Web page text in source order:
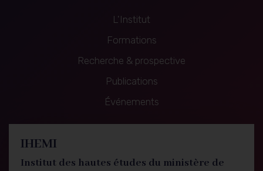
Formations
L'Institut
Formations
Recherche & prospective
Publications
Événements
IHEMI
Institut des hautes études du ministère de